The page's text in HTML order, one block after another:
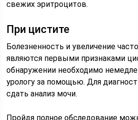
свежих эритроцитов.
При цистите
Болезненность и увеличение
являются первыми признаками
обнаружении необходимо
урологу за помощью. Для
сдать анализ мочи.
Пройдя полное обследование